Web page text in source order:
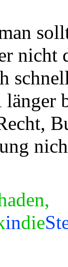
nicht
länger
indie